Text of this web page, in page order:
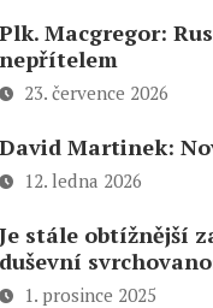
Plk. Macgregor:
nepřítelem
23. července 2026
David Martinek:
12. ledna 2026
Je stále obtížnější
duševní
1. prosince 2025